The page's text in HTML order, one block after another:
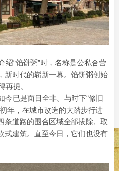
绍“馅饼粥”时，名称是公私合营
新时代的崭新一幕。馅饼粥创始
再提。
今已是面目全非。与时下“修旧
年，在城市改造的大踏步行进
条道路的围合区域全部拔除。取
式建筑。直至今日，它们也没有